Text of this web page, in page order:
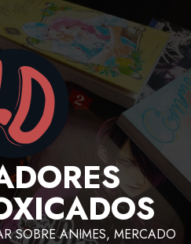
SOBRE ANIMES, MERCADO